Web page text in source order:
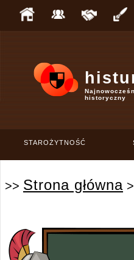
historyczny
STAROŻYTNOŚĆ
>> Strona główna